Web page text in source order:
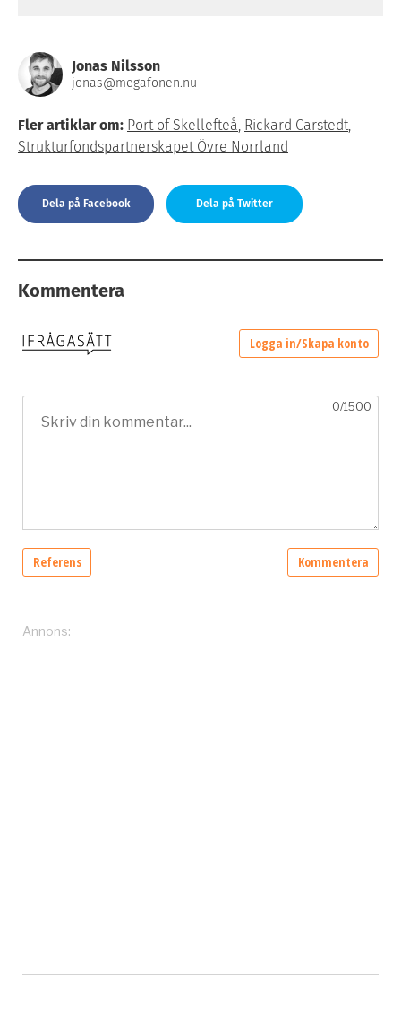
Jonas Nilsson
jonas@megafonen.nu
Fler artiklar om: Port of Skellefteå, Rickard Carstedt,
Strukturfondspartnerskapet Övre Norrland
Dela på Facebook Dela på Twitter
Kommentera